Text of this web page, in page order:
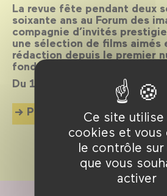
Ce site utilise
cookies et vous
le contrôle sur
que vous
activer
La revue fête pendant deux
soixante ans au Forum des
compagnie d’invités
une sélection de films aimés
rédaction depuis le premier
fondée à Lyon en 1952 par
Du 18 au 30 septembre 2012
Plus d'info